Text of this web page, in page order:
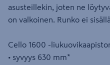
asusteillekin, joten ne
on valkoinen. Runko ei
Cello 1600 -
• syvyys 630 mm*